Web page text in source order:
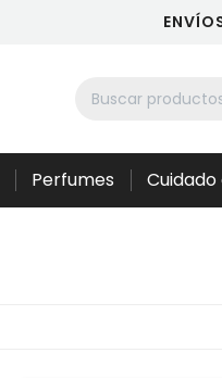
Perfumes